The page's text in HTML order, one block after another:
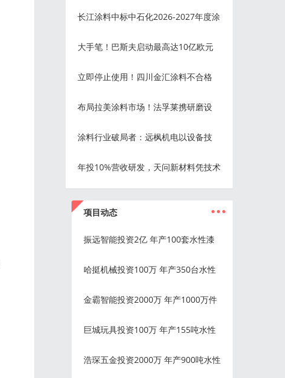
长江涂料中标中石化2026-2027年度涂
大手笔！巴斯夫启动最高达10亿欧元
立即停止使用！四川金汇涂料不合格
布局拉美涂料市场！法孚莱携研磨设
涂料行业破局者：远枫机电以设备技
年投10%营收研发，天问新材料凭技术
项目动态 ...
振远智能投资2亿 年产100套水性漆
哈挺机械投资100万 年产350台水性
金霸智能投资2000万 年产1000万件
巨城玩具投资100万 年产155吨水性
浩琛五金投资2000万 年产900吨水性